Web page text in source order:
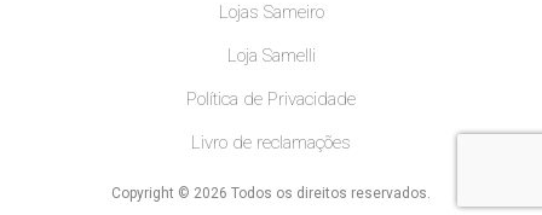
Lojas Sameiro
Loja Samelli
Política de Privacidade
Livro de reclamações
Copyright © 2026 Todos os direitos reservados.